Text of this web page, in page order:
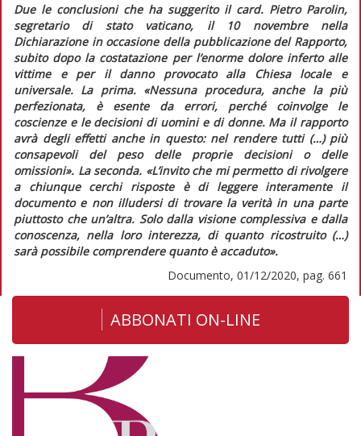
Due le conclusioni che ha suggerito il card. Pietro Parolin,
segretario di stato vaticano, il 10 novembre nella
Dichiarazionein occasione della pubblicazione del Rapporto,
subito dopo la costatazione per l’enorme dolore inferto alle
vittime e per il danno provocato alla Chiesa locale e
universale. La prima. «Nessuna procedura, anche la più
perfezionata, è esente da errori, perché coinvolge le
coscienze e le decisioni di uomini e di donne. Ma il rapporto
avrà degli effetti anche in questo: nel rendere tutti (…) più
consapevoli del peso delle proprie decisioni o delle
omissioni». La seconda. «L’invito che mi permetto di rivolgere
a chiunque cerchi risposte è di leggere interamente il
documento e non illudersi di trovare la verità in una parte
piuttosto che un’altra. Solo dalla visione complessiva e dalla
conoscenza, nella loro interezza, di quanto ricostruito (…)
sarà possibile comprendere quanto è accaduto».
Documento, 01/12/2020, pag. 661
ABBONATI ON-LINE